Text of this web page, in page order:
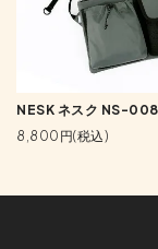
NESK ネスク NS-008
8,800円(税込)